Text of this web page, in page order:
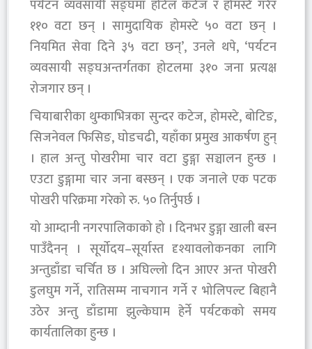
पर्यटन व्यवसायी सङ्घमा होटेल कटेज र होमस्टे गरेर
११० वटा छन् । सामुदायिक होमस्टे ५० वटा छन् ।
नियमित सेवा दिने ३५ वटा छन्’, उनले थपे, ‘पर्यटन
व्यवसायी सङ्घअन्तर्गतका होटलमा ३१० जना प्रत्यक्ष
रोजगार छन् ।
चियाबारीका थुम्काभित्रका सुन्दर कटेज, होमस्टे, बोटिङ,
सिजनेवल फिसिङ, घोडचढी, यहाँका प्रमुख आकर्षण हुन्
। हाल अन्तु पोखरीमा चार वटा डुङ्गा सञ्चालन हुन्छ ।
एउटा डुङ्गामा चार जना बस्छन् । एक जनाले एक पटक
पोखरी परिक्रमा गरेको रु. ५० तिर्नुपर्छ ।
यो आम्दानी नगरपालिकाको हो । दिनभर डुङ्गा खाली बस्न
पाउँदैनन् । सूर्योदय–सूर्यास्त दृश्यावलोकनका लागि
अन्तुडाँडा चर्चित छ । अघिल्लो दिन आएर अन्त पोखरी
डुलघुम गर्ने, रातिसम्म नाचगान गर्ने र भोलिपल्ट बिहानै
उठेर अन्तु डाँडामा झुल्केघाम हेर्ने पर्यटकको समय
कार्यतालिका हुन्छ ।